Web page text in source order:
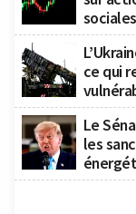
sociales
ce qui
Le
les